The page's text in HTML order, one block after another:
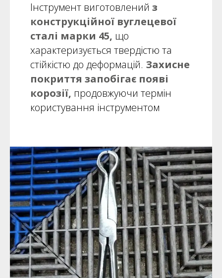
Інструмент виготовлений з
конструкційної вуглецевої
сталі марки 45, що
характеризується твердістю та
стійкістю до деформацій. Захисне
покриття запобігає появі
корозії, продовжуючи термін
користування інструментом